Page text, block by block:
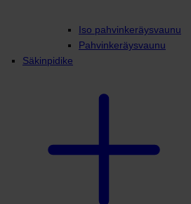
Iso pahvinkeräysvaunu
Pahvinkeräysvaunu
Säkinpidike